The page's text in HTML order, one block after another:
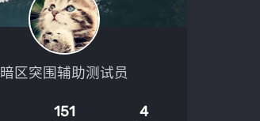
暗区突围辅助测试员
151 4